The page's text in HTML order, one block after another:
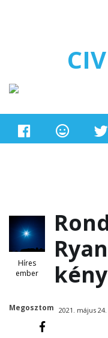
Híres
ember
Megosztom 2021. május